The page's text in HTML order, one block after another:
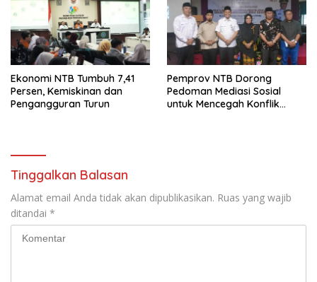
Ekonomi NTB Tumbuh 7,41
Persen, Kemiskinan dan
Pengangguran Turun
Pemprov NTB Dorong
Pedoman Mediasi Sosial
untuk Mencegah Konflik
Tinggalkan Balasan
Alamat email Anda tidak akan dipublikasikan. Ruas yang wajib
ditandai *